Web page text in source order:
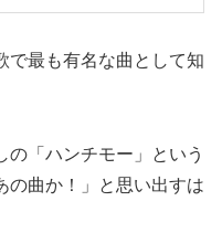
で最も有名な曲として知
の「ハンチモー」という
の曲か！」と思い出すは